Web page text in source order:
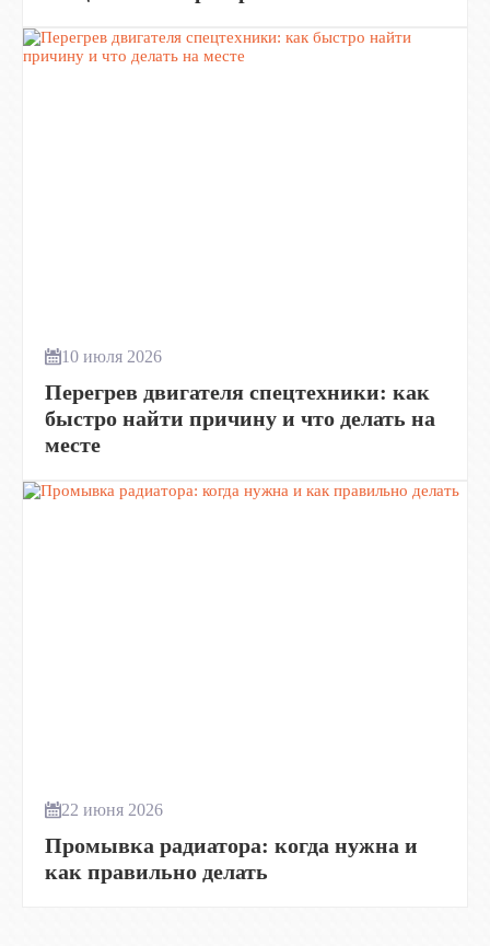
10 июля 2026
Перегрев двигателя спецтехники: как
быстро найти причину и что делать на
месте
22 июня 2026
Промывка радиатора: когда нужна и
как правильно делать